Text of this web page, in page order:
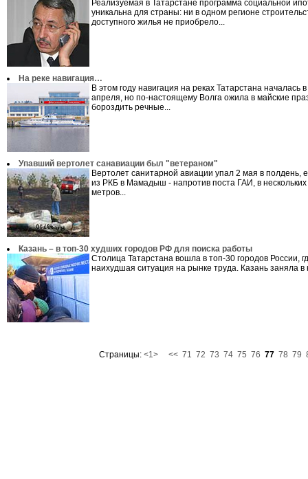
Реализуемая в Татарстане программа социальной
уникальна для страны: ни в одном регионе
доступного жилья не приобрело...
На реке навигация…
В этом году навигация на реках Татарстана началась
апреля, но по-настоящему Волга ожила в майские
бороздить речные...
Упавший вертолет санавиации был "ветераном"
Вертолет санитарной авиации упал 2 мая в полдень,
из РКБ в Мамадыш - напротив поста ГАИ, в нескольких
метров...
Казань – в топ-30 худших городов РФ для поиска работы
Столица Татарстана вошла в топ-30 городов России,
наихудшая ситуация на рынке труда. Казань заняла в
Страницы: <1> << 71 72 73 74 75 76 77 78 79